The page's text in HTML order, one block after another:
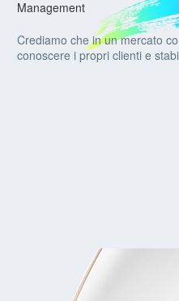
Management
Crediamo che in un mercato
conoscere i propri clienti e